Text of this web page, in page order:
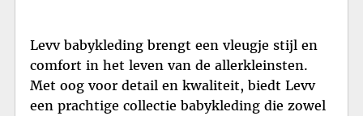
Levv babykleding brengt een vleugje stijl en
comfort in het leven van de allerkleinsten.
Met oog voor detail en kwaliteit, biedt Levv
een prachtige collectie babykleding die zowel